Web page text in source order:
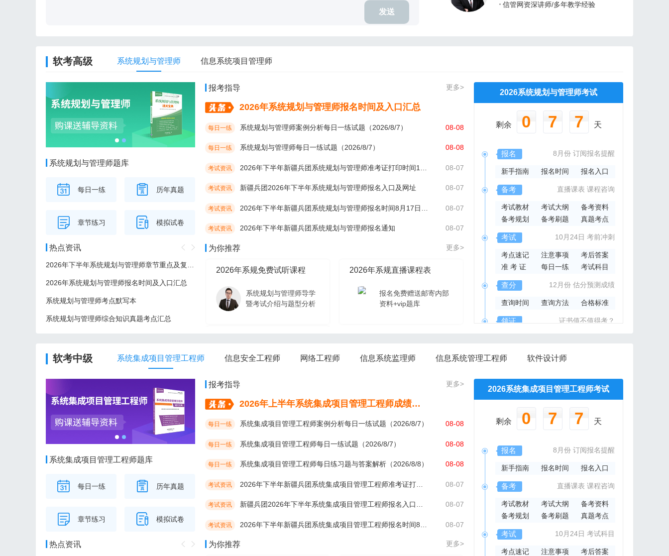
发送
信管网资深讲师/多年教学经验
软考高级 系统规划与管理师 信息系统项目管理师
系统规划与管理师题库
每日一练 历年真题
章节练习 模拟试卷
热点资讯
2026年系统规划与管理师报名时间及入口汇总
系统规划与管理师考点默写本
系统规划与管理师综合知识真题考点汇总
报考指导 更多>
2026年系统规划与管理师报名时间及入口汇总
每日一练 系统规划与管理师案例分析每日一练试题（2026/8/7） 08-08
每日一练 系统规划与管理师每日一练试题（2026/8/7） 08-08
考试资讯 08-07
考试资讯 新疆兵团2026年下半年系统规划与管理师报名入口及网址 08-07
考试资讯 08-07
考试资讯 2026年下半年新疆兵团系统规划与管理师报名通知 08-07
为你推荐 更多>
2026年系规免费试听课程
系统规划与管理师导学
暨考试介绍与题型分析
2026年系规直播课程表
报名免费赠送邮寄内部
资料+vip题库
2026年系规内部辅导资料
报班免费邮寄辅导资料
信管网精心组编资料集
系统规划与管理师导学
2026系统规划与管理师考试
剩余 0 7 7 天
报名 8月份 订阅报名提醒
新手指南 报名时间 报名入口
备考 直播课表 课程咨询
考试教材 考试大纲
备考资料
备考规划
备考刷题 真题考点
考试 10月24日 考前冲刺
考点速记 注意事项
考后答案
准 考 证
每日一练 考试科目
查分 12月份 估分预测成绩
查询时间 查询方法 合格标准
领证 证书值不值得考？
软考中级 系统集成项目管理工程师 信息安全工程师 网络工程师 信息系统监理师 信息系统管理工程师 软件设计师
系统集成项目管理工程师题库
每日一练 历年真题
章节练习 模拟试卷
热点资讯
报考指导 更多>
2026年上半年系统集成项目管理工程师成绩考后多久公布？
每日一练 系统集成项目管理工程师案例分析每日一练试题（2026/8/7） 08-08
每日一练 系统集成项目管理工程师每日一练试题（2026/8/7） 08-08
每日一练 系统集成项目管理工程师每日练习题与答案解析（2026/8/8） 08-08
考试资讯 08-07
考试资讯 08-07
考试资讯 08-07
为你推荐 更多>
2026系统集成项目管理工程师考试
剩余 0 7 7 天
报名 8月份 订阅报名提醒
新手指南 报名时间 报名入口
备考 直播课表 课程咨询
考试教材 考试大纲
备考资料
备考规划
备考刷题 真题考点
考试 10月24日 考试科目
考点速记 注意事项
考后答案